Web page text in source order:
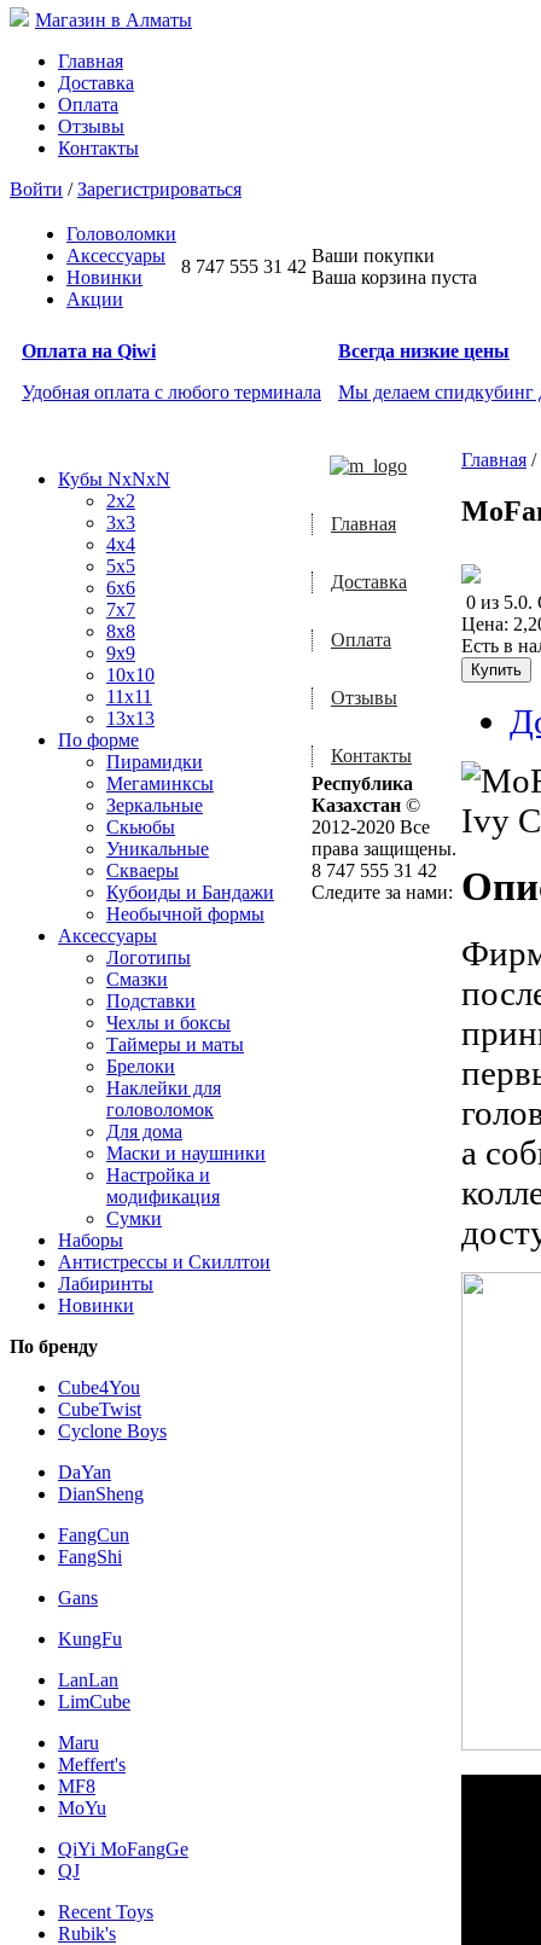
Магазин в Алматы
Главная
Доставка
Оплата
Отзывы
Контакты
Войти /Зарегистрироваться
Головоломки
Аксессуары
Новинки
Акции
8 747 555 31 42
Ваши покупки
Ваша корзина пуста
Оплата на Qiwi
Удобная оплата с любого терминала
Всегда низкие цены
Мы делаем спидкубинг
Кубы NxNxN
2x2
3x3
4x4
5x5
6x6
7x7
8x8
9x9
10x10
11x11
13x13
По форме
Пирамидки
Мегаминксы
Зеркальные
Скьюбы
Уникальные
Скваеры
Кубоиды и Бандажи
Необычной формы
Аксессуары
Логотипы
Смазки
Подставки
Чехлы и боксы
Таймеры и маты
Брелоки
Наклейки для
головоломок
Для дома
Маски и наушники
Настройка и
модификация
Сумки
Наборы
Антистрессы и Скиллтои
Лабиринты
Новинки
По бренду
Cube4You
CubeTwist
Cyclone Boys
DaYan
DianSheng
FangCun
FangShi
Gans
KungFu
LanLan
LimCube
Maru
Meffert's
MF8
MoYu
QiYi MoFangGe
QJ
Recent Toys
Rubik's
Главная /
0 из 5.0.
Цена:
Есть в
а
Главная
Доставка
Оплата
Отзывы
Контакты
Республика
Казахстан ©
2012-2020 Все
права защищены.
8 747 555 31 42
Следите за нами: